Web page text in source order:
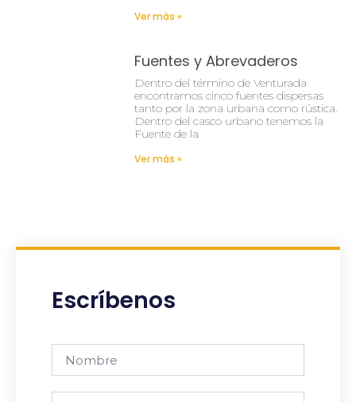
Ver más »
Fuentes y Abrevaderos
Dentro del término de Venturada
encontramos cinco fuentes dispersas
tanto por la zona urbana como rústica.
Dentro del casco urbano tenemos la
Fuente de la
Ver más »
Escríbenos